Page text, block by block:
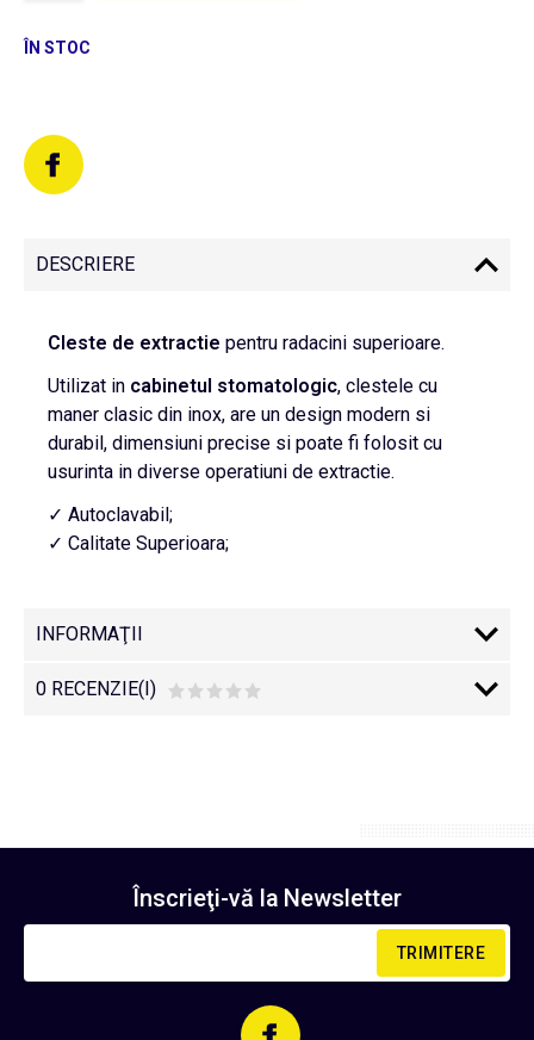
ÎN STOC
DESCRIERE
Cleste de extractie pentru radacini superioare.
Utilizat in cabinetul stomatologic, clestele cu
maner clasic din inox, are un design modern si
durabil, dimensiuni precise si poate fi folosit cu
usurinta in diverse operatiuni de extractie.
✓ Autoclavabil;
✓ Calitate Superioara;
INFORMAŢII
0 RECENZIE(I)
Înscrieţi-vă la Newsletter
TRIMITERE